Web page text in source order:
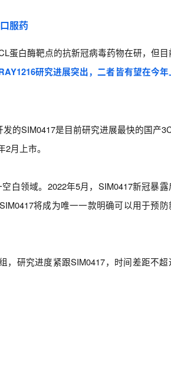
服药
蛋白酶靶点的抗新冠病毒药物在研，但目
研究进展突出，二者皆有望在今年
的SIM0417是目前研究进展最快的国产
月上市。
白领域。2022年5月，SIM0417新冠暴露
将成为唯一一款明确可以用于预防
，研究进度紧跟SIM0417，时间差距不超